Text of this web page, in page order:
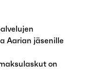
Aarian jäsenille
on